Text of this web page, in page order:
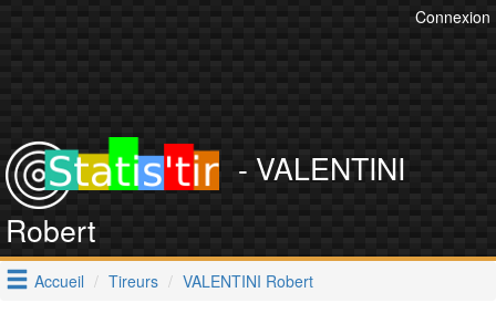
Connexion
- VALENTINI
Robert
Accueil Tireurs VALENTINI Robert